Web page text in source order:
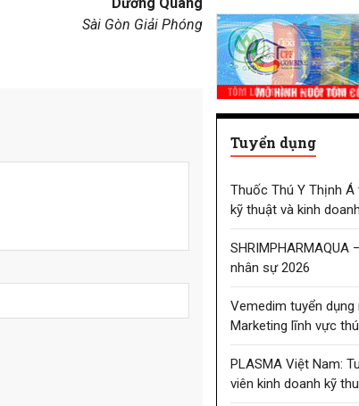
Sài Gòn Giải Phóng
Tuyển dụng
Thuốc Thú Y Thịnh Á
kỹ thuật và kinh
SHRIMPHARMAQUA
nhân sự 2026
Vemedim tuyển dụng
Marketing lĩnh vực
PLASMA Việt Nam:
viên kinh doanh kỹ